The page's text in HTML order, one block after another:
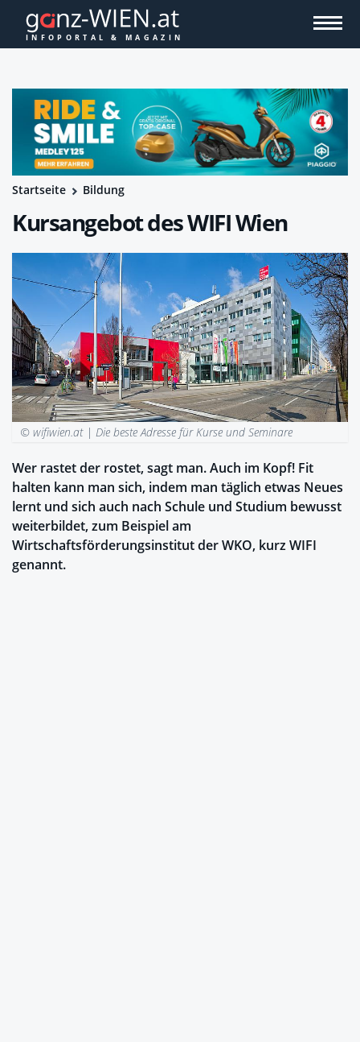
Startseite Bildung
Kursangebot des WIFI Wien
© wifiwien.at | Die beste Adresse für Kurse und Seminare
Wer rastet der rostet, sagt man. Auch im Kopf! Fit
halten kann man sich, indem man täglich etwas Neues
lernt und sich auch nach Schule und Studium bewusst
weiterbildet, zum Beispiel am
Wirtschaftsförderungsinstitut der WKO, kurz WIFI
genannt.